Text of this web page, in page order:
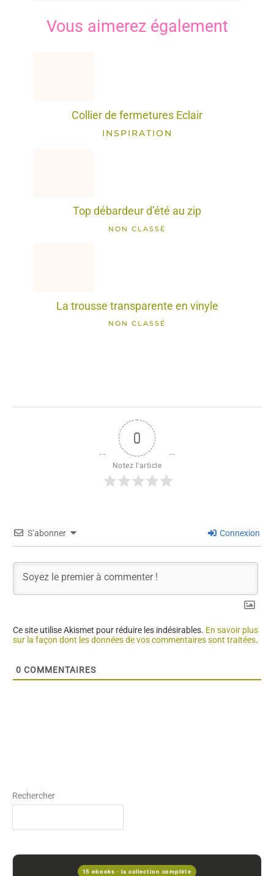
Vous aimerez également
Collier de fermetures Eclair
INSPIRATION
Top débardeur d’été au zip
NON CLASSÉ
La trousse transparente en vinyle
NON CLASSÉ
0
Notez l'article
S’abonner Connexion
Ce site utilise Akismet pour réduire les indésirables. En savoir plus
sur la façon dont les données de vos commentaires sont traitées.
0 COMMENTAIRES
Rechercher
15 ebooks · la collection complète